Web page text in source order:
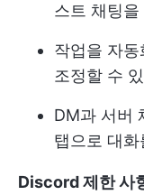
스트 채팅
작업을 자
조정할 수
DM과 서버
탭으로 대
Discord 제한 사